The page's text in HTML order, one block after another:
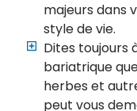
majeurs dans
style de vie.
Dites toujours
bariatrique
herbes et
peut vous